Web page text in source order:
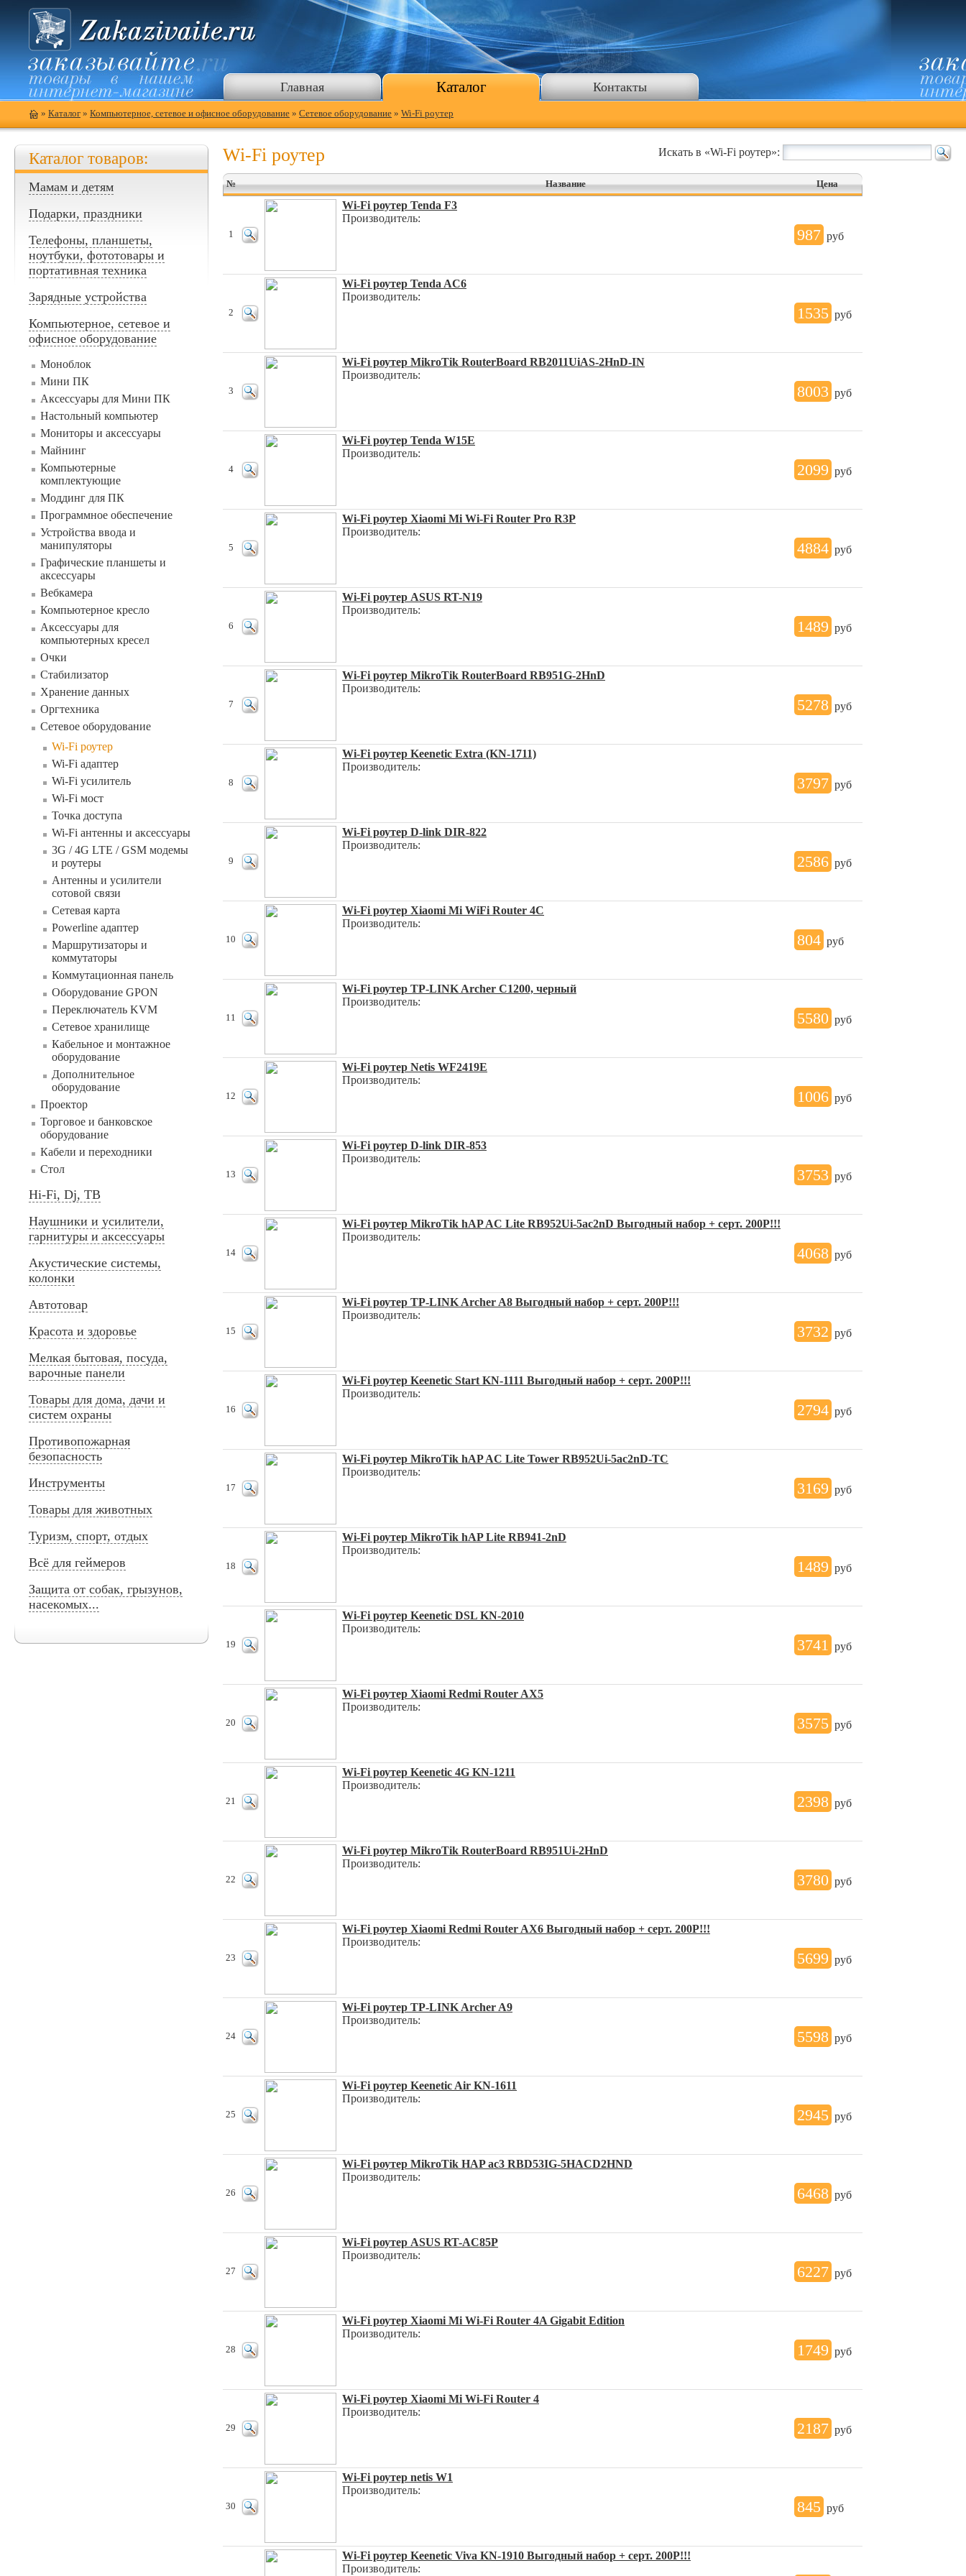
Главная Каталог Контакты
» Каталог » Компьютерное, сетевое и офисное оборудование » Сетевое оборудование » Wi-Fi роутер
Каталог товаров:
Мамам и детям
Подарки, праздники
Телефоны, планшеты,
ноутбуки, фототовары и
портативная техника
Зарядные устройства
Компьютерное, сетевое и
офисное оборудование
Моноблок
Мини ПК
Аксессуары для Мини ПК
Настольный компьютер
Мониторы и аксессуары
Майнинг
Компьютерные
комплектующие
Моддинг для ПК
Программное обеспечение
Устройства ввода и
манипуляторы
Графические планшеты и
аксессуары
Вебкамера
Компьютерное кресло
Аксессуары для
компьютерных кресел
Очки
Стабилизатор
Хранение данных
Оргтехника
Сетевое оборудование
Wi-Fi роутер
Wi-Fi адаптер
Wi-Fi усилитель
Wi-Fi мост
Точка доступа
Wi-Fi антенны и аксессуары
3G / 4G LTE / GSM модемы
и роутеры
Антенны и усилители
сотовой связи
Сетевая карта
Powerline адаптер
Маршрутизаторы и
коммутаторы
Коммутационная панель
Оборудование GPON
Переключатель KVM
Сетевое хранилище
Кабельное и монтажное
оборудование
Дополнительное
оборудование
Проектор
Торговое и банковское
оборудование
Кабели и переходники
Стол
Hi-Fi, Dj, ТВ
Наушники и усилители,
гарнитуры и аксессуары
Акустические системы,
колонки
Автотовар
Красота и здоровье
Мелкая бытовая, посуда,
варочные панели
Товары для дома, дачи и
систем охраны
Противопожарная
безопасность
Инструменты
Товары для животных
Туризм, спорт, отдых
Всё для геймеров
Защита от собак, грызунов,
насекомых...
Искать в «Wi-Fi роутер»:
Wi-Fi роутер
№ Название Цена
1
Wi-Fi роутер Tenda F3
Производитель:
987 руб
2
Wi-Fi роутер Tenda AC6
Производитель:
1535 руб
3
Wi-Fi роутер MikroTik RouterBoard RB2011UiAS-2HnD-IN
Производитель:
8003 руб
4
Wi-Fi роутер Tenda W15E
Производитель:
2099 руб
5
Wi-Fi роутер Xiaomi Mi Wi-Fi Router Pro R3P
Производитель:
4884 руб
6
Wi-Fi роутер ASUS RT-N19
Производитель:
1489 руб
7
Wi-Fi роутер MikroTik RouterBoard RB951G-2HnD
Производитель:
5278 руб
8
Wi-Fi роутер Keenetic Extra (KN-1711)
Производитель:
3797 руб
9
Wi-Fi роутер D-link DIR-822
Производитель:
2586 руб
10
Wi-Fi роутер Xiaomi Mi WiFi Router 4C
Производитель:
804 руб
11
Wi-Fi роутер TP-LINK Archer C1200, черный
Производитель:
5580 руб
12
Wi-Fi роутер Netis WF2419E
Производитель:
1006 руб
13
Wi-Fi роутер D-link DIR-853
Производитель:
3753 руб
14
Wi-Fi роутер MikroTik hAP AC Lite RB952Ui-5ac2nD Выгодный набор + серт. 200Р!!!
Производитель:
4068 руб
15
Wi-Fi роутер TP-LINK Archer A8 Выгодный набор + серт. 200Р!!!
Производитель:
3732 руб
16
Wi-Fi роутер Keenetic Start KN-1111 Выгодный набор + серт. 200Р!!!
Производитель:
2794 руб
17
Wi-Fi роутер MikroTik hAP AC Lite Tower RB952Ui-5ac2nD-TC
Производитель:
3169 руб
18
Wi-Fi роутер MikroTik hAP Lite RB941-2nD
Производитель:
1489 руб
19
Wi-Fi роутер Keenetic DSL KN-2010
Производитель:
3741 руб
20
Wi-Fi роутер Xiaomi Redmi Router AX5
Производитель:
3575 руб
21
Wi-Fi роутер Keenetic 4G KN-1211
Производитель:
2398 руб
22
Wi-Fi роутер MikroTik RouterBoard RB951Ui-2HnD
Производитель:
3780 руб
23
Wi-Fi роутер Xiaomi Redmi Router AX6 Выгодный набор + серт. 200Р!!!
Производитель:
5699 руб
24
Wi-Fi роутер TP-LINK Archer A9
Производитель:
5598 руб
25
Wi-Fi роутер Keenetic Air KN-1611
Производитель:
2945 руб
26
Wi-Fi роутер MikroTik HAP ac3 RBD53IG-5HACD2HND
Производитель:
6468 руб
27
Wi-Fi роутер ASUS RT-AC85P
Производитель:
6227 руб
28
Wi-Fi роутер Xiaomi Mi Wi-Fi Router 4A Gigabit Edition
Производитель:
1749 руб
29
Wi-Fi роутер Xiaomi Mi Wi-Fi Router 4
Производитель:
2187 руб
30
Wi-Fi роутер netis W1
Производитель:
845 руб
Wi-Fi роутер Keenetic Viva KN-1910 Выгодный набор + серт. 200Р!!!
Производитель: